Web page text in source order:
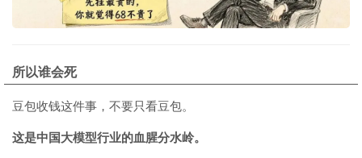
所以谁会死
豆包收钱这件事，不要只看豆包。
这是中国大模型行业的血腥分水岭。